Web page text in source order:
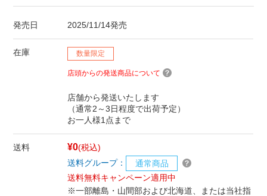
発売日 2025/11/14発売
在庫 数量限定
店頭からの発送商品について
店舗から発送いたします
（通常2～3日程度で出荷予定）
お一人様1点まで
送料 ¥0(税込)
送料グループ：
通常商品
送料無料キャンペーン適用中
※一部離島・山間部および北海道、または当社指